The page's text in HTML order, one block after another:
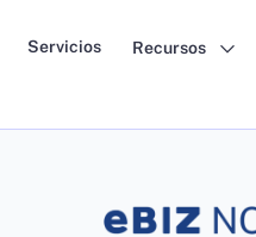
Servicios Recursos